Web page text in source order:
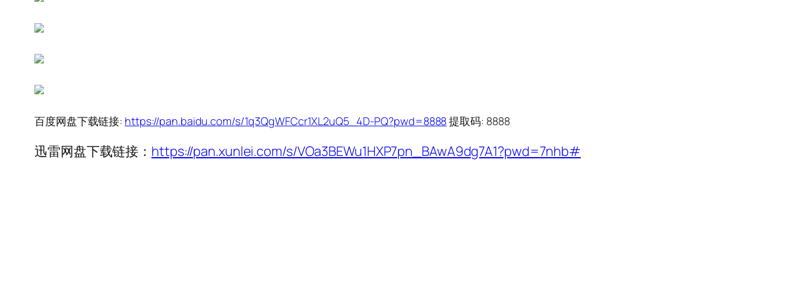
百度网盘下载链接: https://pan.baidu.com/s/1q3QgWFCcr1XL2uQ5_4D-PQ?pwd=8888提取码: 8888
迅雷网盘下载链接： https://pan.xunlei.com/s/VOa3BEWu1HXP7pn_BAwA9dg7A1?pwd=7nhb#